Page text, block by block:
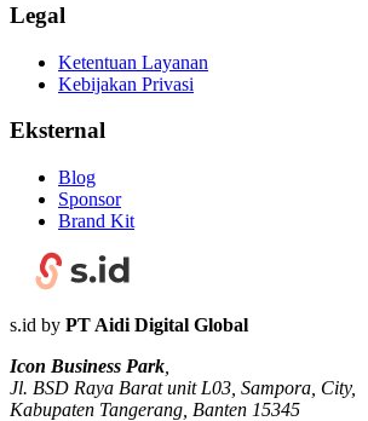
Legal
Ketentuan Layanan
Kebijakan Privasi
Eksternal
Blog
Sponsor
Brand Kit
s.id by PT Aidi Digital Global
Icon Business Park
Jl. BSD Raya Barat unit L03, Sampora, City,
Kabupaten Tangerang, Banten 15345